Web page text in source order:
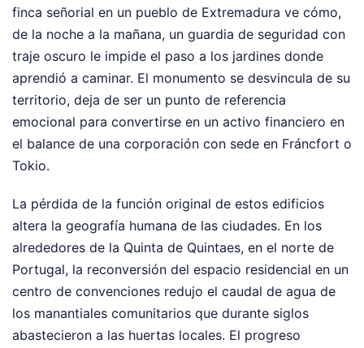
finca señorial en un pueblo de Extremadura ve cómo,
de la noche a la mañana, un guardia de seguridad con
traje oscuro le impide el paso a los jardines donde
aprendió a caminar. El monumento se desvincula de su
territorio, deja de ser un punto de referencia
emocional para convertirse en un activo financiero en
el balance de una corporación con sede en Fráncfort o
Tokio.
La pérdida de la función original de estos edificios
altera la geografía humana de las ciudades. En los
alrededores de la Quinta de Quintaes, en el norte de
Portugal, la reconversión del espacio residencial en un
centro de convenciones redujo el caudal de agua de
los manantiales comunitarios que durante siglos
abastecieron a las huertas locales. El progreso